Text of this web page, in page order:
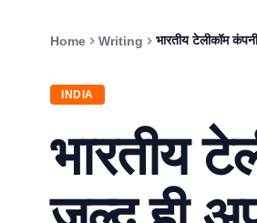
Home Writing भारतीय टेलीकॉम
INDIA
भारतीय